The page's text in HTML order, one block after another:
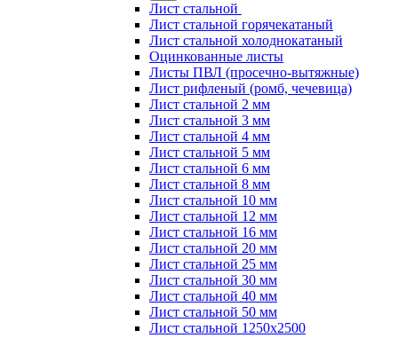
Лист стальной
Лист стальной горячекатаный
Лист стальной холоднокатаный
Оцинкованные листы
Листы ПВЛ (просечно-вытяжные)
Лист рифленый (ромб, чечевица)
Лист стальной 2 мм
Лист стальной 3 мм
Лист стальной 4 мм
Лист стальной 5 мм
Лист стальной 6 мм
Лист стальной 8 мм
Лист стальной 10 мм
Лист стальной 12 мм
Лист стальной 16 мм
Лист стальной 20 мм
Лист стальной 25 мм
Лист стальной 30 мм
Лист стальной 40 мм
Лист стальной 50 мм
Лист стальной 1250х2500